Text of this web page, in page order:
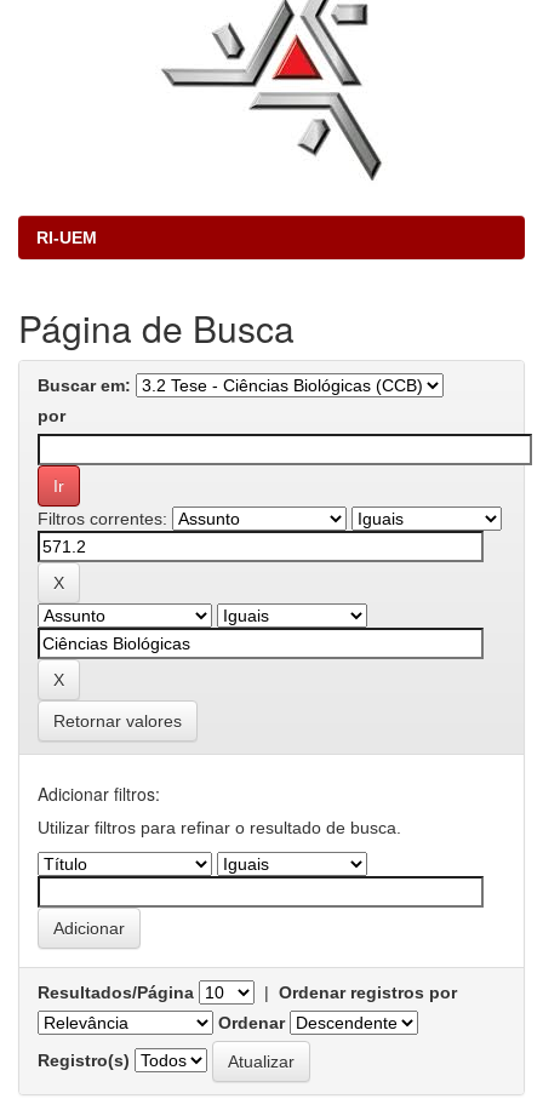
RI-UEM
Página de Busca
Buscar em:
por
Filtros correntes:
Retornar valores
Adicionar filtros:
Utilizar filtros para refinar o resultado de busca.
Resultados/Página | Ordenar registros por
Ordenar
Registro(s)